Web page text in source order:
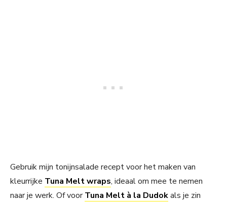
Gebruik mijn tonijnsalade recept voor het maken van
kleurrijke Tuna Melt wraps, ideaal om mee te nemen
naar je werk. Of voorTuna Melt à la Dudokals je zin